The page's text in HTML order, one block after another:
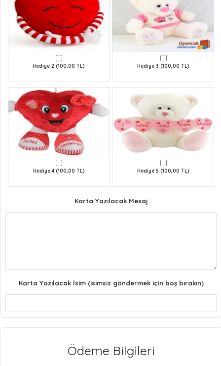
Hediye 2 (100,00 TL) Hediye 3 (100,00 TL)
Hediye 4 (100,00 TL) Hediye 5 (100,00 TL)
Karta Yazılacak Mesaj
Karta Yazılacak İsim (isimsiz göndermek için boş bırakın)
Ödeme Bilgileri